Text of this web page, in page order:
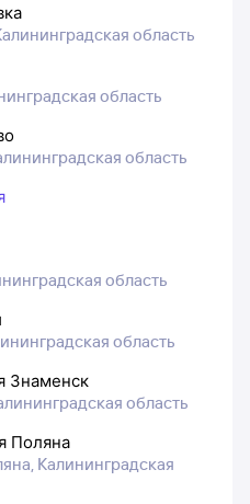
область
область
область
область
область
Знаменск
область
Поляна
Калининградская